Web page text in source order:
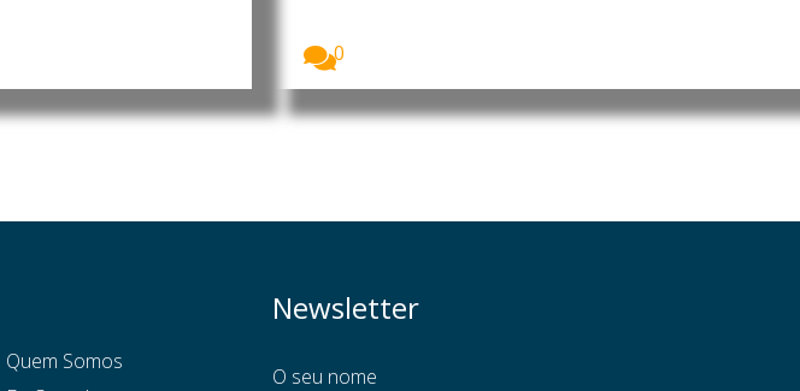
0
Quem Somos
Newsletter
O seu nome